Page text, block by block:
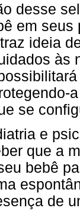
desse
em
ideia
às
se
e
que a
bebê
de